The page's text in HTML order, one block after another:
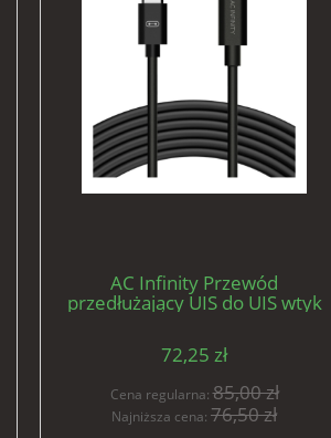
AC Infinity Przewód
przedłużający UIS do UIS wtyk
72,25 zł
Cena regularna:85,00 zł
Najniższa cena: 76,50 zł